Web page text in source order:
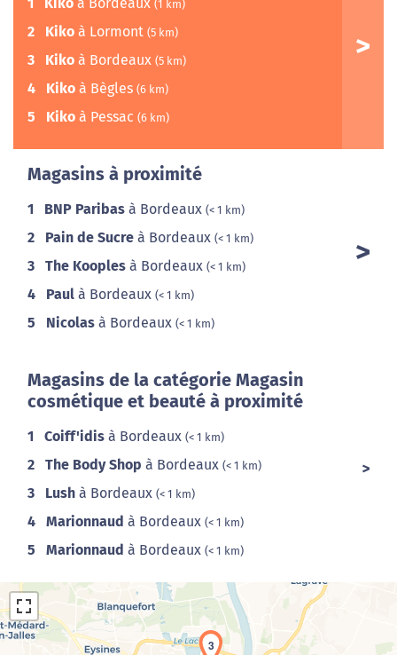
(1 km)
2 Kiko à Lormont (5 km)
3 Kiko à Bordeaux (5 km)
4 Kiko à Bègles (6 km)
5 Kiko à Pessac (6 km)
Magasins à proximité
1 BNP Paribas à Bordeaux (< 1 km)
2 Pain de Sucre à Bordeaux (< 1 km)
3 The Kooples à Bordeaux (< 1 km)
4 Paul à Bordeaux (< 1 km)
5 Nicolas à Bordeaux (< 1 km)
Magasins de la catégorie Magasin
cosmétique et beauté à proximité
1 Coiff'idis à Bordeaux (< 1 km)
2 The Body Shop à Bordeaux (< 1 km)
3 Lush à Bordeaux (< 1 km)
4 Marionnaud à Bordeaux (< 1 km)
5 Marionnaud à Bordeaux (< 1 km)
3